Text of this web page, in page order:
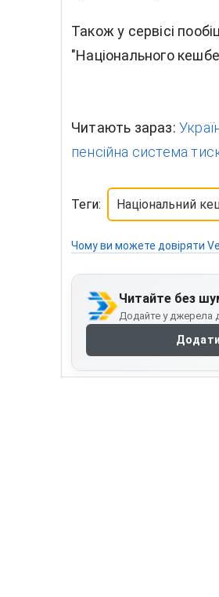
Також у сервісі
"Національного
Читають зараз:
пенсійна система тиск
Теги: Національний
Чому ви можете довіряти
Читайте без
Додайте у джерела
Додати